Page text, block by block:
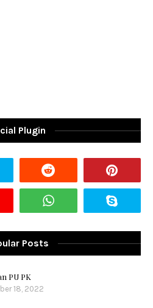
Plugin
Posts
PU PK
18, 2022